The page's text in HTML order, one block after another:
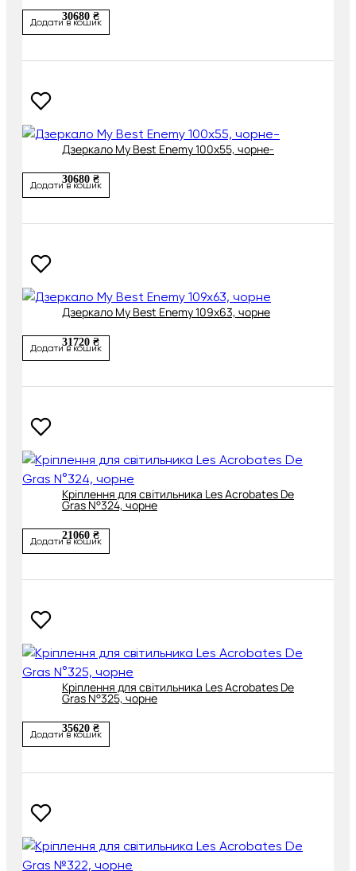
30680 ₴
Додати в кошик
Дзеркало My Best Enemy 100х55, чорне-
30680 ₴
Додати в кошик
Дзеркало My Best Enemy 109х63, чорне
31720 ₴
Додати в кошик
Кріплення для світильника Les Acrobates De
Gras N°324, чорне
21060 ₴
Додати в кошик
Кріплення для світильника Les Acrobates De
Gras N°325, чорне
35620 ₴
Додати в кошик